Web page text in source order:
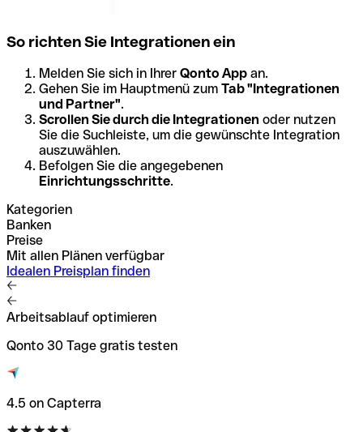
So richten Sie Integrationen ein
Melden Sie sich in Ihrer Qonto App an.
Gehen Sie im Hauptmenü zum Tab "Integrationen
und Partner".
Scrollen Sie durch die Integrationen oder nutzen
Sie die Suchleiste, um die gewünschte Integration
auszuwählen.
Befolgen Sie die angegebenen
Einrichtungsschritte.
Kategorien
Banken
Preise
Mit allen Plänen verfügbar
Idealen Preisplan finden
Arbeitsablauf optimieren
Qonto 30 Tage gratis testen
4.5 on Capterra